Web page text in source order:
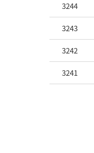
3244
3243
3242
3241